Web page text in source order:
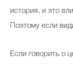
история, и это
Поэтому если
Если говорить о